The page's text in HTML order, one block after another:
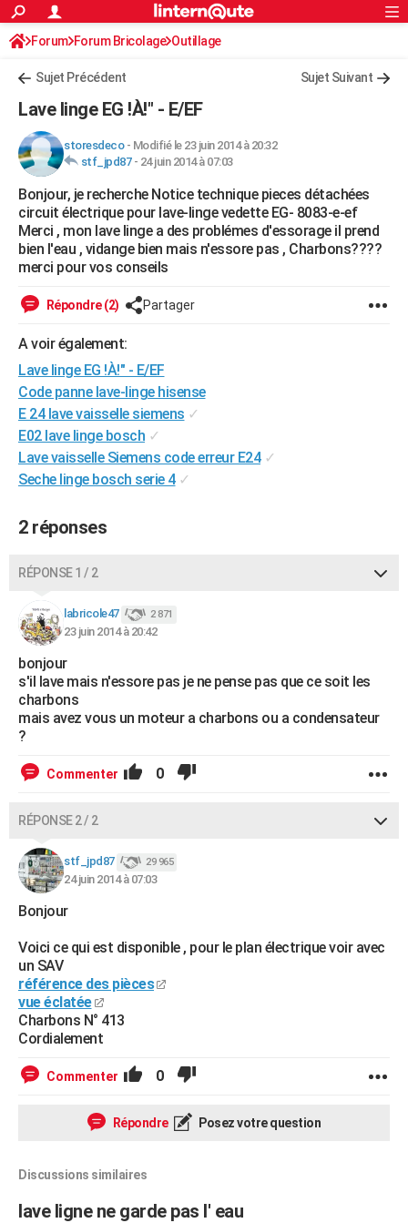
ACTUALITÉS
Politique
Société
Faits Divers
Education
Monde
Villes
+
FINANCE
Retraite
Impôts
Epargne
Immobilier
Risques naturels par ville
Banque
Assurance
Crédit
AUTO
Essais
Réserver un essai
Citadines
Berlines
SUV
Forum auto
+HIGH-TECH
Mobiles
Meilleur smartphone
Internet
Ordinateurs
Jeux vidéo
Guide high-tech
+BRICOLAGE
Forum
Aménagement intérieur
Extérieur
Cuisine
Salle de bains
Jardinage
Rangement
Guides de France
Escapades
Patrimoine
Expositions
Musées
Week-end nature
Art de vivre
Bien-être
Loisirs
Mode
Modes de vie
Alimentation
Guide de la santé
Maladies
Médicaments
Sommeil
VOYAGE
PHOTO
GUIDES D'ACHAT
CARTE DE VOEUX
Carte de Noël
Carte Bonne année
Carte Saint-Valentin
Carte Pâques
Carte d'anniversaire
DICTIONNAIRE
Dictionnaire
Biographies
Citations
Expressions
Proverbes
PROGRAMME TV
S'inscrire
Se connecter
Lycées
Collèges
Primaires
Universités
Entreprises
Service militaire
Avis de recherche
AVIS DE DÉCÈS
FORUM
S'inscrire
Connexion
Forum Forum Bricolage Outillage
Sujet Précédent Sujet Suivant
Lave linge EG !À!" - E/EF
storesdeco- Modifié le 23 juin 2014 à 20:32
stf_jpd87- 24 juin 2014 à 07:03
Bonjour, je recherche Notice technique pieces détachées
circuit électrique pour lave-linge vedette EG- 8083-e-ef
Merci , mon lave linge a des problémes d'essorage il prend
bien l'eau , vidange bien mais n'essore pas , Charbons????
merci pour vos conseils
Répondre (2) Partager
A voir également:
Lave linge EG !À!" - E/EF
Code panne lave-linge hisense
E 24 lave vaisselle siemens ✓
E02 lave linge bosch ✓
Lave vaisselle Siemens code erreur E24 ✓
Seche linge bosch serie 4 ✓
2 réponses
RÉPONSE 1 / 2
labricole47 2 871
23 juin 2014 à 20:42
bonjour
s'il lave mais n'essore pas je ne pense pas que ce soit les
charbons
mais avez vous un moteur a charbons ou a condensateur
?
Commenter 0
RÉPONSE 2 / 2
stf_jpd87 29 965
24 juin 2014 à 07:03
Bonjour
Voici ce qui est disponible , pour le plan électrique voir avec
un SAV
référence des pièces
vue éclatée
Charbons N° 413
Cordialement
Commenter 0
Répondre Posez votre question
Discussions similaires
lave ligne ne garde pas l' eau